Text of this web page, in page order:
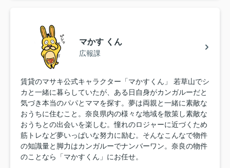
マかす くん
広報課
賃貸のマサキ公式キャラクター「マかすくん」 若草山でシ
カと一緒に暮らしていたが、ある日自身がカンガルーだと
気づき本当のパパとママを探す。夢は両親と一緒に素敵な
おうちに住むこと。奈良県内の様々な地域を散策し素敵な
おうちとの出会いを楽しむ。憧れのロジャーに近づくため
筋トレなど夢いっぱいな努力に励む。そんなこんなで物件
の知識量と脚力はカンガルーでナンバーワン。奈良の物件
のことなら「マかすくん」にお任せ。